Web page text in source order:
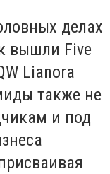
делах
вышли Five
Lianora
также не
и под